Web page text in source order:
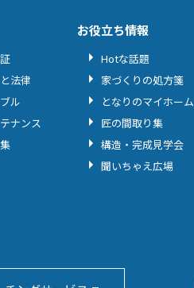
法律
ル
ナンス
お役立ち情報
Hotな話題
家づくりの処方箋
となりのマイホーム
匠の間取り集
構造・完成見学会
聞いちゃえ広場